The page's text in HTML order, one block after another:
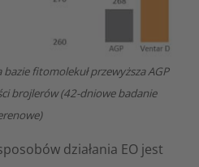
fitomolekuł przewyższa AGP
brojlerów (42-dniowe badanie
działania EO jest